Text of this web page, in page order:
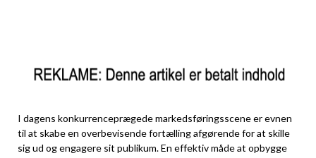
I dagens konkurrenceprægede markedsføringsscene er evnen
til at skabe en overbevisende fortælling afgørende for at skille
sig ud og engagere sit publikum. En effektiv måde at opbygge